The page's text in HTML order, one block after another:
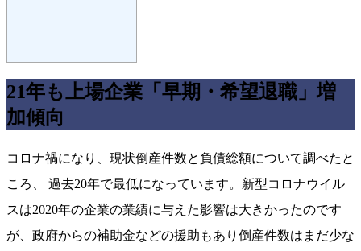
21年も上場企業「早期・希望退職」増
加傾向
コロナ禍になり、現状倒産件数と負債総額について調べたと
ころ、 過去20年で最低になっています。新型コロナウイル
スは2020年の企業の業績に与えた影響は大きかったのです
が、政府からの補助金などの援助もあり倒産件数はまだ少な